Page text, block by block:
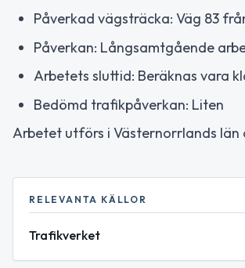
Påverkad vägsträcka: Väg 83
Påverkan: Långsamtgående
Arbetets sluttid: Beräknas vara
Bedömd trafikpåverkan: Liten
Arbetet utförs i Västernorrlands
RELEVANTA KÄLLOR
Trafikverket